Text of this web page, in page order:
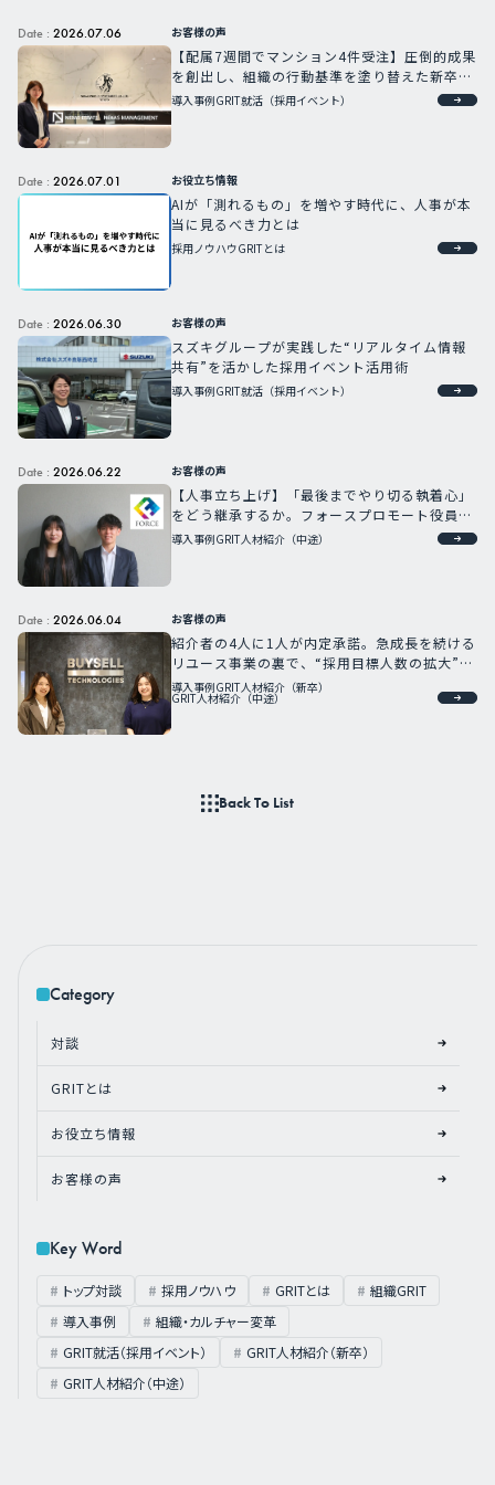
Date : 2026.07.06 お客様の声
【配属7週間でマンション4件受注】圧倒的成果
を創出し、組織の行動基準を塗り替えた新卒G
RIT人材
導入事例GRIT就活（採用イベント）
Date : 2026.07.01 お役立ち情報
AIが「測れるもの」を増やす時代に、人事が本
当に見るべき力とは
採用ノウハウGRITとは
Date : 2026.06.30 お客様の声
スズキグループが実践した“リアルタイム情報
共有”を活かした採用イベント活用術
導入事例GRIT就活（採用イベント）
Date : 2026.06.22 お客様の声
【人事立ち上げ】「最後までやり切る執着心」
をどう継承するか。フォースプロモート役員が
語る次世代育成への強い想い
導入事例GRIT人材紹介（中途）
Date : 2026.06.04 お客様の声
紹介者の4人に1人が内定承諾。急成長を続ける
リユース事業の裏で、“採用目標人数の拡大”に
はどう対応したのか。
導入事例GRIT人材紹介（新卒）
GRIT人材紹介（中途）
Back To List
Category
対談
GRITとは
お役立ち情報
お客様の声
Key Word
トップ対談 採用ノウハウ GRITとは
組織GRIT
導入事例
組織・カルチャー変革
GRIT就活（採用イベント）
GRIT人材紹介（新卒）
GRIT人材紹介（中途）